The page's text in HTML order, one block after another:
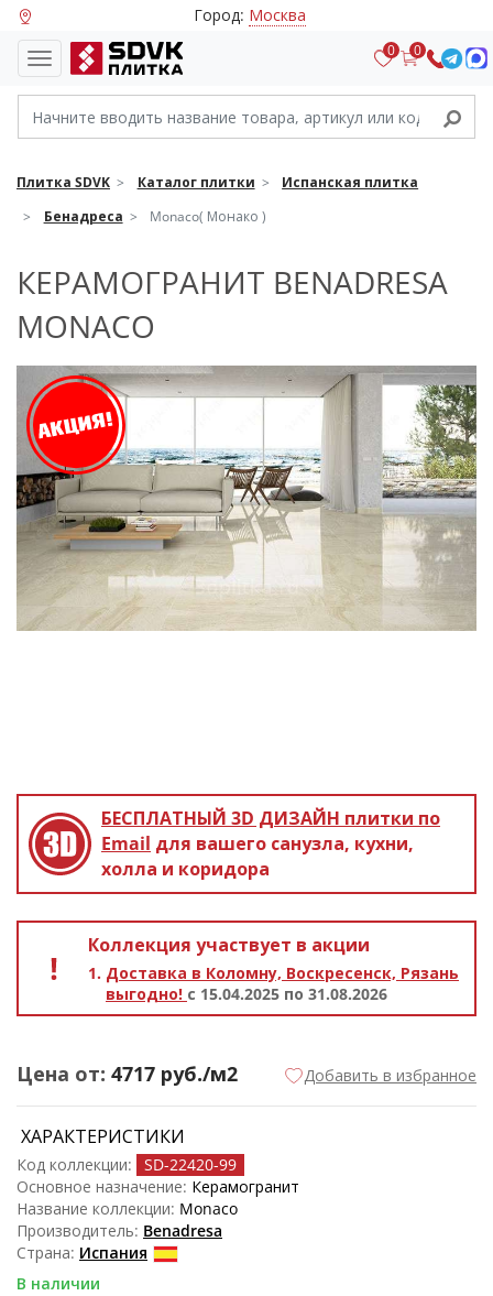
Город: Москва
0 0
Плитка SDVK Каталог плитки
Испанская плитка
Бенадреса
Monaco( Монако )
КЕРАМОГРАНИТ BENADRESA
MONACO
БЕСПЛАТНЫЙ 3D ДИЗАЙН плитки по
Email для вашего санузла, кухни,
холла и коридора
Коллекция участвует в акции
Доставка в Коломну, Воскресенск, Рязань
выгодно! с 15.04.2025 по 31.08.2026
Цена от: 4717 руб./м2 Добавить в избранное
ХАРАКТЕРИСТИКИ
Код коллекции: SD-22420-99
Основное назначение: Керамогранит
Название коллекции: Monaco
Производитель: Benadresa
Страна: Испания
В наличии